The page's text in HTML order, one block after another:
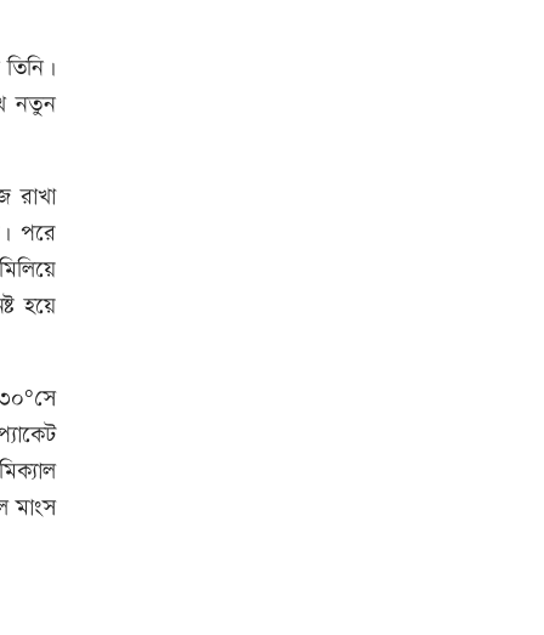
নতুন
রাখা
পরে
হয়ে
মাংস